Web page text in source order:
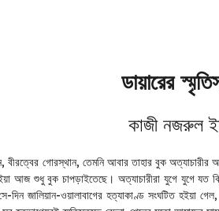
ডায়ারের
কাজী নজরুল
বীরত্বের গোরস্থান, তেমনি আবার তাহার বুক
আজ শুধু বুক চাপড়াইতেছে। অত্যাচারীরা যুগে যুগে যত
জালিয়ান-ওয়ালাবাগের হত্যাকাণ্ড সংঘটিত হইয়া